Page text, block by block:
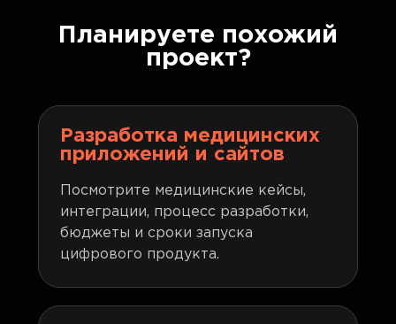
Планируете похожий
проект?
Разработка медицинских
приложений и сайтов
Посмотрите медицинские кейсы,
интеграции, процесс разработки,
бюджеты и сроки запуска
цифрового продукта.